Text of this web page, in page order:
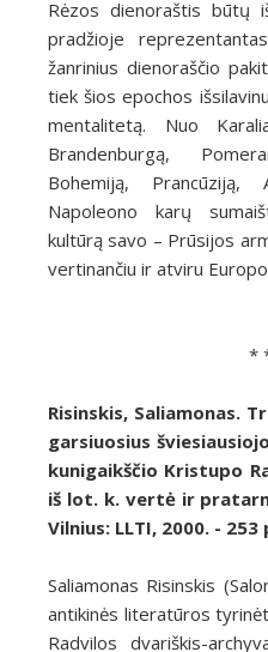
Rėzos dienoraštis būtų
pradžioje
žanrinius dienoraščio
tiek šios epochos
mentalitetą. Nuo
Brandenburgą,
Bohemiją,
Napoleono karų
kultūrą savo – Prūsijos
vertinančiu ir atviru
*
Risinskis, Saliamonas.
garsiuosius
kunigaikščio Kristupo
iš lot. k. vertė ir
Vilnius: LLTI, 2000. - 253
Saliamonas Risinskis
antikinės literatūros
Radvilos dvariškis-